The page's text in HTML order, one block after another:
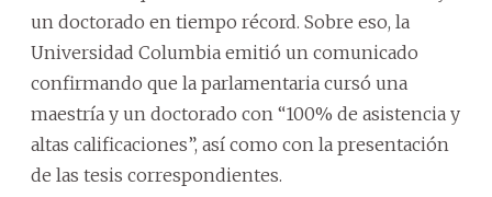
un doctorado en tiempo récord. Sobre eso, la
Universidad Columbia emitió un comunicado
confirmando que la parlamentaria cursó una
maestría y un doctorado con “100% de asistencia y
altas calificaciones”, así como con la presentación
de las tesis correspondientes.